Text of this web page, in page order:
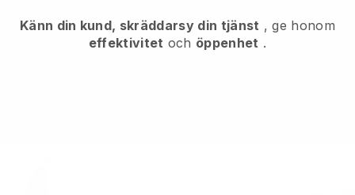
Känn din kund, skräddarsy din tjänst , ge honom
effektivitet och öppenhet .